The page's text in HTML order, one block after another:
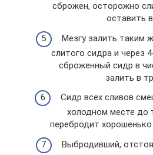
сброжен, осторожно
оставить
Мезгу залить таким
слитого сидра и через
сброженный сидр в
залить в
Сидр всех сливов
холодном месте до
перебродит
Выбродивший,